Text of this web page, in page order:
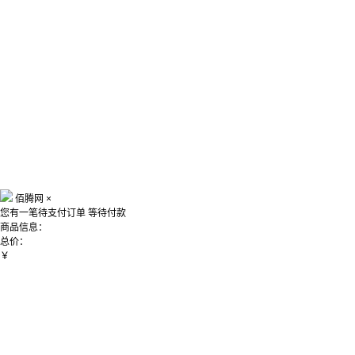
佰腾网 ×
您有一笔待支付订单 等待付款
商品信息：
总价：
￥